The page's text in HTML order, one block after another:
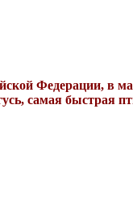
Федерации, в
самая быстрая